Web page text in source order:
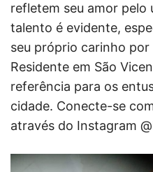
refletem seu amor pelo
talento é evidente,
seu próprio carinho por
Residente em São
referência para os
cidade. Conecte-se
através do Instagram